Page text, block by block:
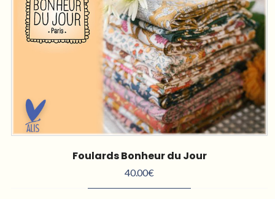
Foulards Bonheur du Jour
40.00€